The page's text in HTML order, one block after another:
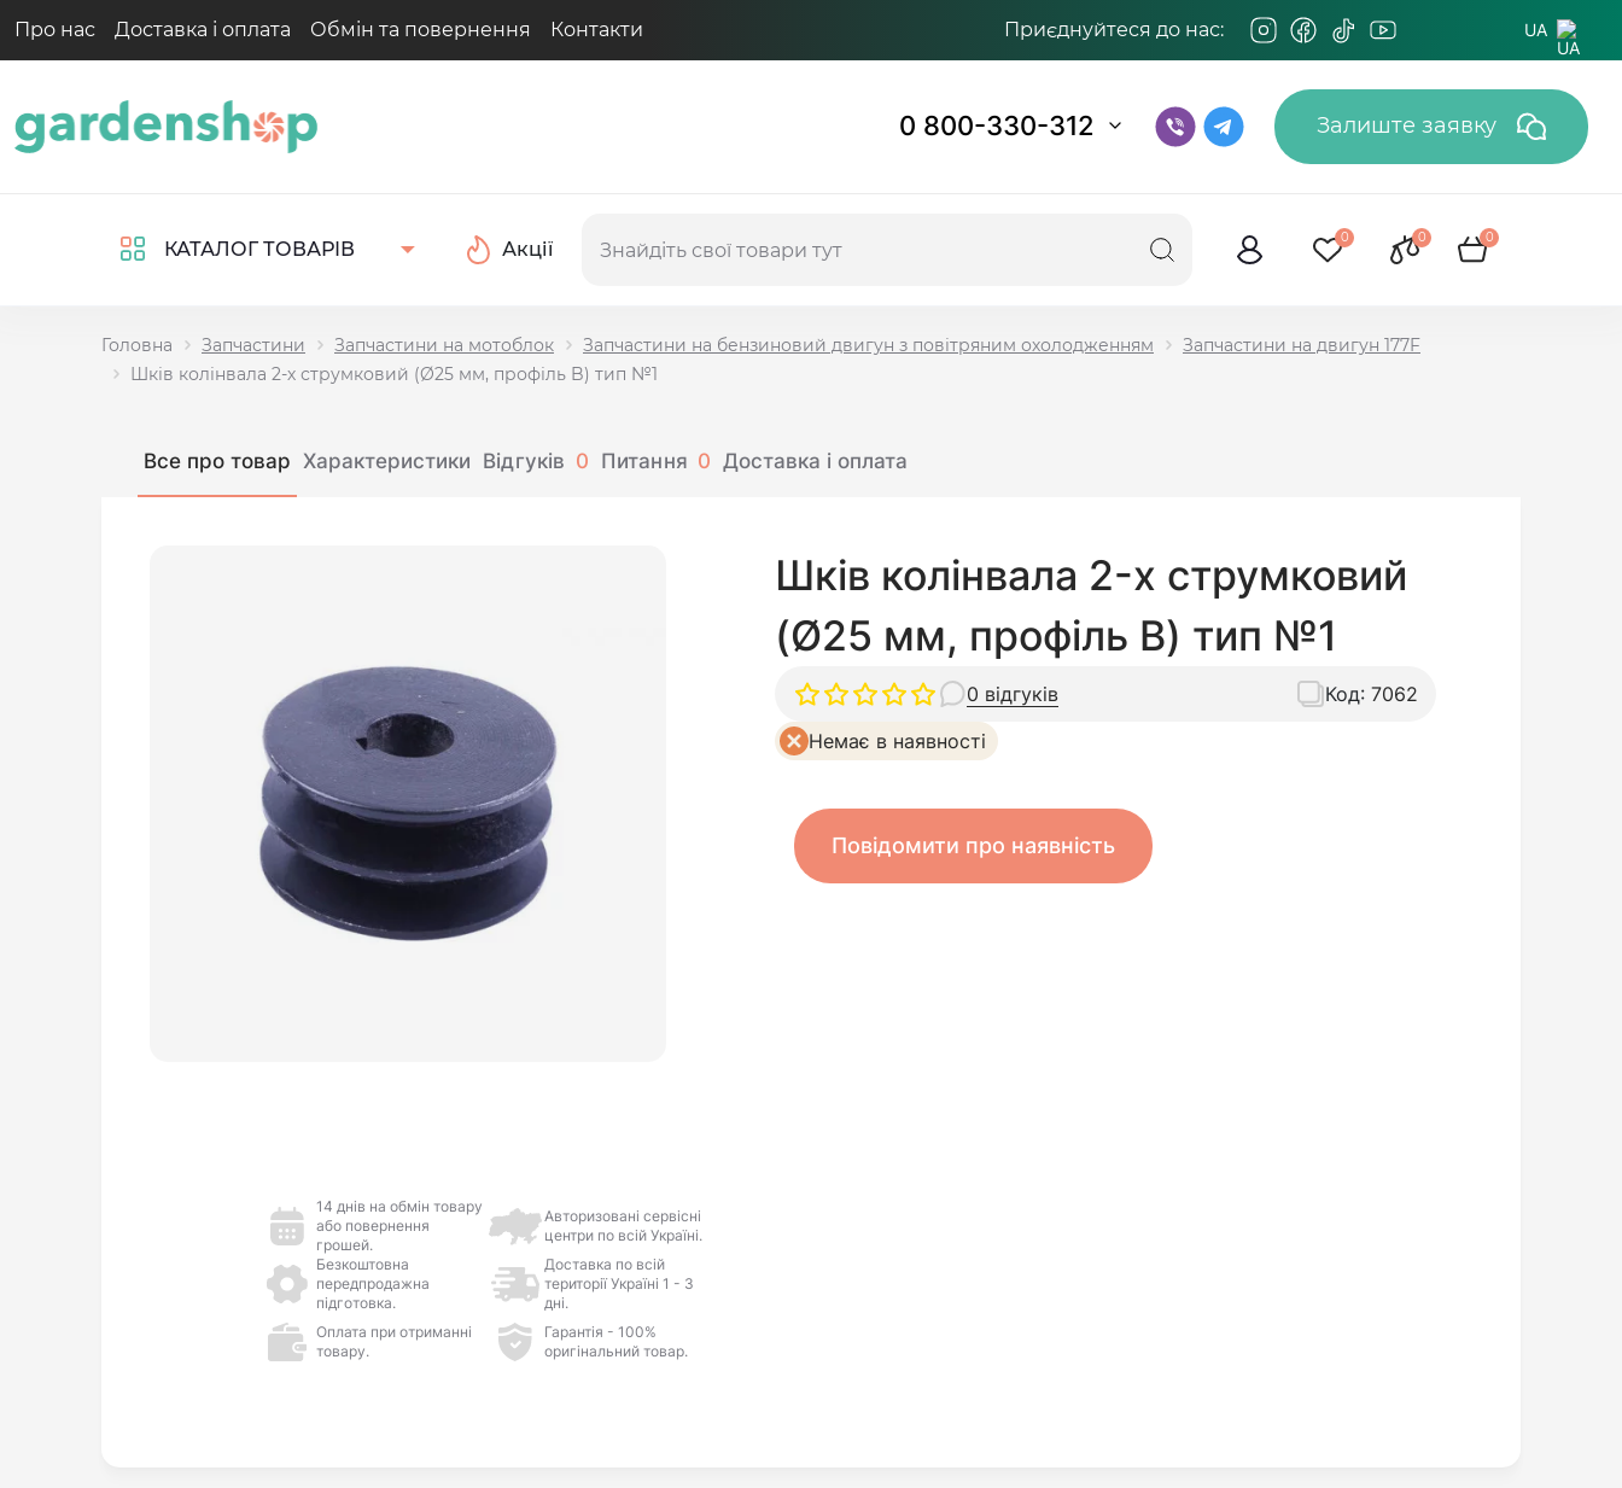
Про нас Доставка і оплата Обмін та повернення Контакти Приєднуйтеся до нас: UA
0 800-330-312 Залиште заявку
КАТАЛОГ ТОВАРІВ Акції
0 0 0
Головна Запчастини Запчастини на мотоблок Запчастини на бензиновий двигун з повітряним охолодженням
Запчастини на двигун 177F
Шків колінвала 2-х струмковий (Ø25 мм, профіль B) тип №1
Все про товар Характеристики Відгуків 0 Питання 0 Доставка і оплата
14 днів на обмін товару
або повернення
грошей.
Авторизовані сервісні
центри по всій Україні.
Безкоштовна
передпродажна
підготовка.
Доставка по всій
території Україні 1 - 3
дні.
Оплата при отриманні
товару.
Гарантія - 100%
оригінальний товар.
Шків колінвала 2-х струмковий
(Ø25 мм, профіль B) тип №1
0 відгуків Код: 7062
Немає в наявності
Повідомити про наявність